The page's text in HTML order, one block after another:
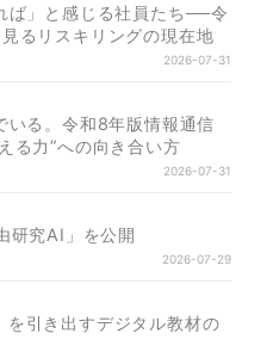
ば」と感じる社員たち──令
るリスキリングの現在地
2026-07-31
いる。令和8年版情報通信
る力”への向き合い方
2026-07-31
研究AI」を公開
2026-07-29
を引き出すデジタル教材の